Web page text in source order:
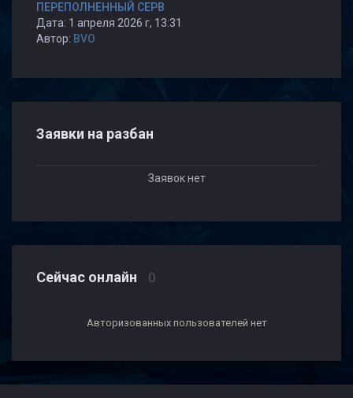
ПЕРЕПОЛНЕННЫЙ СЕРВ
Дата: 1 апреля 2026 г, 13:31
Автор: BVO
Заявки на разбан
Заявок нет
Сейчас онлайн 0
Авторизованных пользователей нет